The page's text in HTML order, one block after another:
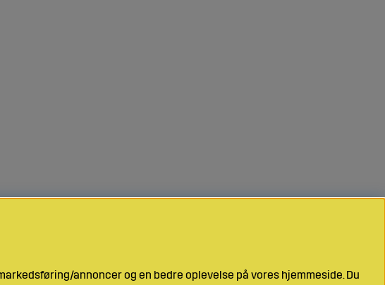
annoncer og en bedre oplevelse på vores hjemmeside. Du